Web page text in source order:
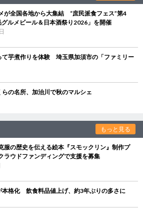
が全国各地から大集結 “庶民派食フェス”第4
ルメビール＆日本酒祭り2026」を開催
て芋煮作りを体験 埼玉県加須市の「ファミリー
の名所、加治川で秋のマルシェ
もっと見る
服の歴史を伝える絵本『スモックリン』制作プ
ウドファンディングで支援を募集
本格化 飲食料品値上げ、約3年ぶりの多さに